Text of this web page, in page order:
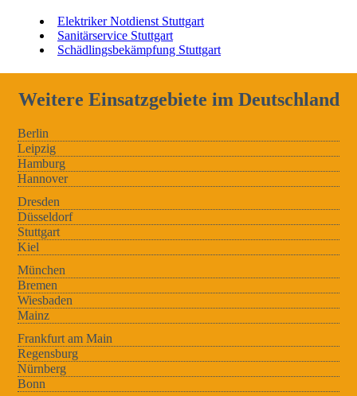
Elektriker Notdienst Stuttgart
Sanitärservice Stuttgart
Schädlingsbekämpfung Stuttgart
Weitere Einsatzgebiete im Deutschland
Berlin
Leipzig
Hamburg
Hannover
Dresden
Düsseldorf
Stuttgart
Kiel
München
Bremen
Wiesbaden
Mainz
Frankfurt am Main
Regensburg
Nürnberg
Bonn